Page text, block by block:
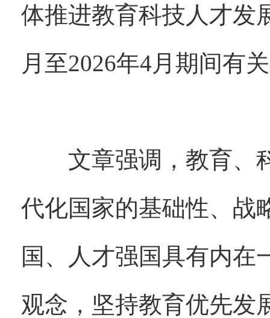
体推进教育科技人才发
月至2026年4月期间有
文章强调，教育、科
代化国家的基础性、战
国、人才强国具有内在
观念，坚持教育优先发